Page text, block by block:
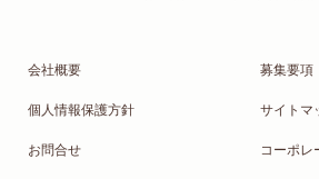
会社概要 募集要項
個人情報保護方針 サイトマ
お問合せ コーポレ